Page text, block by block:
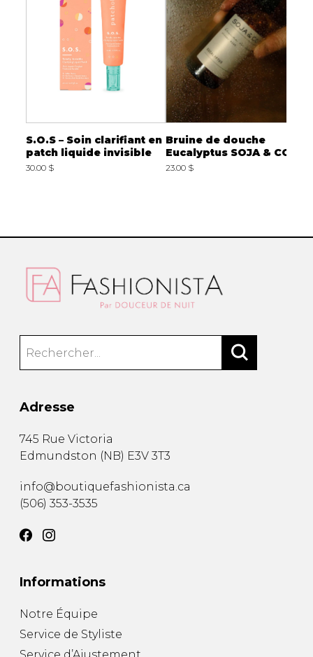
S.O.S – Soin clarifiant en
patch liquide invisible
30.00 $
Bruine de douche
Eucalyptus SOJA & CO
23.00 $
Adresse
745 Rue Victoria
Edmundston (NB) E3V 3T3
info@boutiquefashionista.ca
(506) 353-3535
Informations
Notre Équipe
Service de Styliste